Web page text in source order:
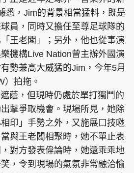
悉，Jim的背景相當猛料，既是
員，同時又擔任至尊足球隊的
王老闆」；另外，他也從事演
機構Live Nation曾主辦外國演
勢兼高大威猛的Jim，今年5月
）拍拖。
蔭，但現時仍處於單打獨鬥的
擊爭取機會。現場所見，她除
印」手勢之外，又施展口技𠱁
與王老闆相聚時，她不單止表
對方發表偉論時，她還乖乖地
，令到現場的氣氛非常融洽愉